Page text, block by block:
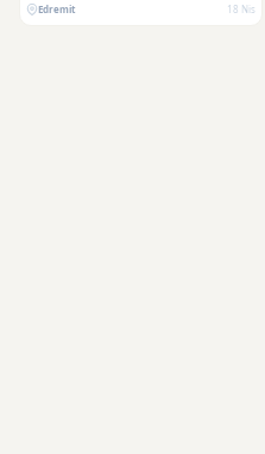
Edremit 18 Nis